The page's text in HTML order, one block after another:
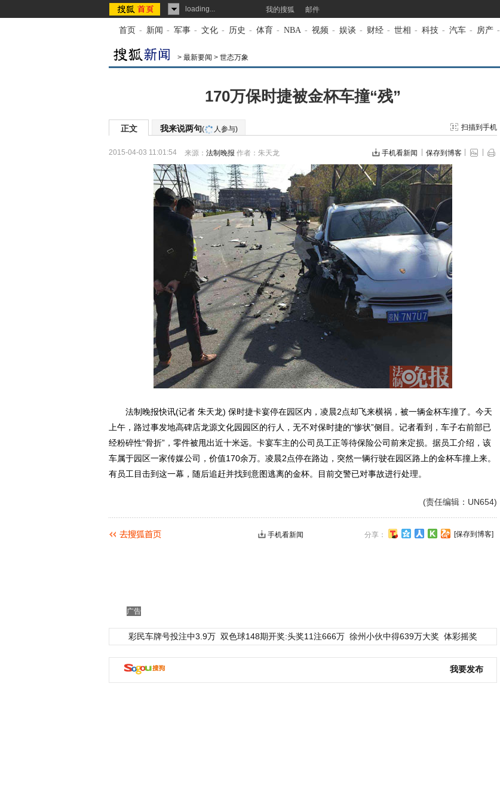
loading... 我的搜狐 邮件
首页 - 新闻 - 军事 - 文化 - 历史 - 体育 - NBA - 视频 - 娱谈 - 财经 - 世相 - 科技 - 汽车 - 房产 -
> 最新要闻 > 世态万象
170万保时捷被金杯车撞“残”
正文 我来说两句( 人参与) 扫描到手机
2015-04-03 11:01:54 来源： 法制晚报 作者：朱天龙 手机看新闻 保存到博客
法制晚报快讯(记者 朱天龙) 保时捷卡宴停在园区内，凌晨2点却飞来横祸，被一辆金杯车撞了。今天
上午，路过事发地高碑店龙源文化园园区的行人，无不对保时捷的“惨状”侧目。记者看到，车子右前部已
经粉碎性“骨折”，零件被甩出近十米远。卡宴车主的公司员工正等待保险公司前来定损。据员工介绍，该
车属于园区一家传媒公司，价值170余万。凌晨2点停在路边，突然一辆行驶在园区路上的金杯车撞上来。
有员工目击到这一幕，随后追赶并找到意图逃离的金杯。目前交警已对事故进行处理。
(责任编辑：UN654)
分享： [保存到博客]
手机看新闻
广告
彩民车牌号投注中3.9万 双色球148期开奖:头奖11注666万 徐州小伙中得639万大奖 体彩摇奖
我要发布